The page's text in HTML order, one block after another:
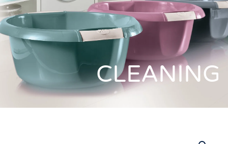
CLEANING